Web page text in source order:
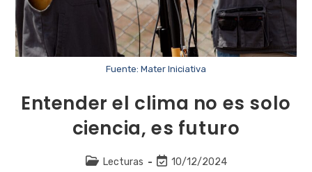
Fuente: Mater Iniciativa
Entender el clima no es solo
ciencia, es futuro
Lecturas 10/12/2024